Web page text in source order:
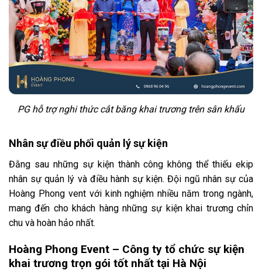
PG hỗ trợ nghi thức cắt băng khai trương trên sân khấu
Nhân sự điều phối quản lý sự kiện
Đằng sau những sự kiện thành công không thể thiếu ekip
nhân sự quản lý và điều hành sự kiện. Đội ngũ nhân sự của
Hoàng Phong vent với kinh nghiệm nhiều năm trong ngành,
mang đến cho khách hàng những sự kiện khai trương chỉn
chu và hoàn hảo nhất.
Hoàng Phong Event – Công ty tổ chức sự kiện
khai trương trọn gói tốt nhất tại Hà Nội